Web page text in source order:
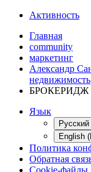
Активность
Главная
community
маркетинг
Александр
недвижимость
Язык
English
Политика
Обратная
Cookie-файлы